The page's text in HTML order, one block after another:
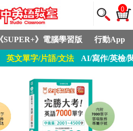
0
《SUPER+》電腦學習版 行動App
英文單字/片語/文法 AI/寫作/英檢/